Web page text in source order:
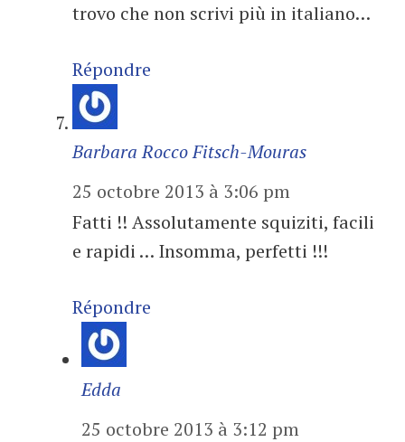
trovo che non scrivi più in italiano…
Répondre
Barbara Rocco Fitsch-Mouras
25 octobre 2013 à 3:06 pm
Fatti !! Assolutamente squiziti, facili
e rapidi … Insomma, perfetti !!!
Répondre
Edda
25 octobre 2013 à 3:12 pm